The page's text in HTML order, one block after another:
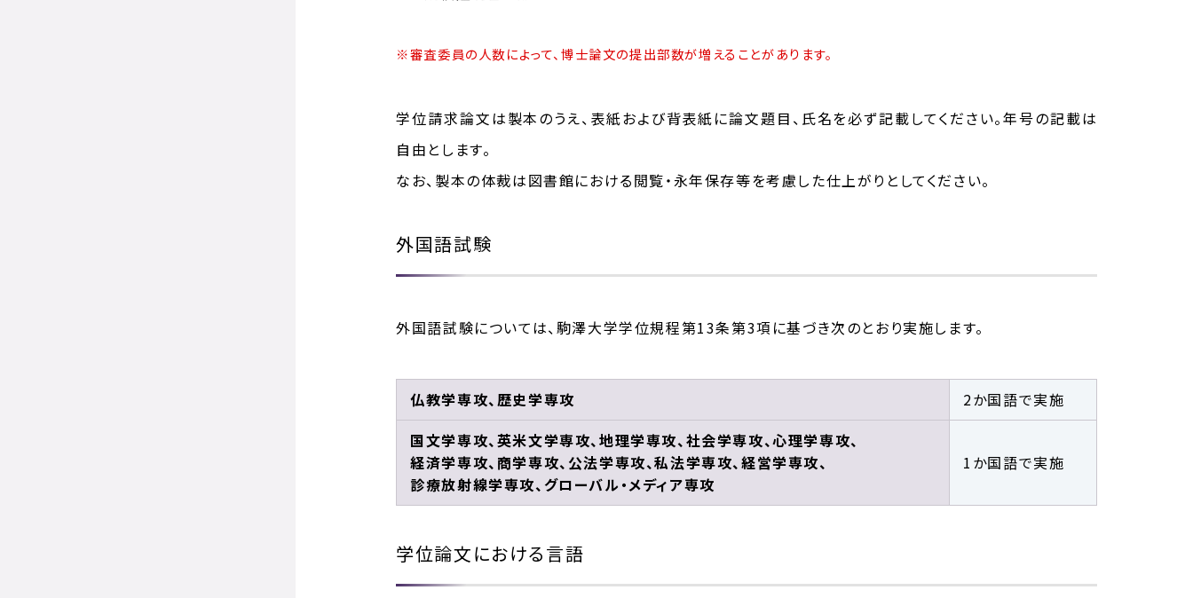
※審査委員の人数によって、博士論文の提出部数が増えることがあります。
学位請求論文は製本のうえ、表紙および背表紙に論文題目、氏名を必ず記載してください。年号の記載は
自由とします。
なお、製本の体裁は図書館における閲覧・永年保存等を考慮した仕上がりとしてください。
外国語試験
外国語試験については、駒澤大学学位規程第13条第3項に基づき次のとおり実施します。
仏教学専攻、歴史学専攻
2か国語で実施
国文学専攻、英米文学専攻、地理学専攻、社会学専攻、心理学専攻、
経済学専攻、商学専攻、公法学専攻、私法学専攻、経営学専攻、
診療放射線学専攻、グローバル・メディア専攻
1か国語で実施
学位論文における言語